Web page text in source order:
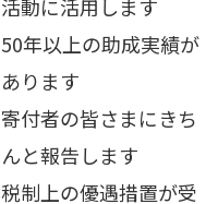
活動に活用します
50年以上の助成実績が
あります
寄付者の皆さまにきち
んと報告します
税制上の優遇措置が受